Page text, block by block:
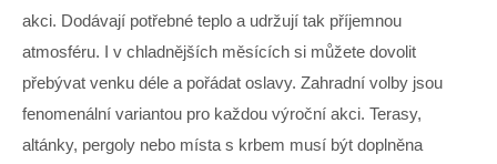
akci. Dodávají potřebné teplo a udržují tak příjemnou
atmosféru. I v chladnějších měsících si můžete dovolit
přebývat venku déle a pořádat oslavy. Zahradní volby jsou
fenomenální variantou pro každou výroční akci. Terasy,
altánky, pergoly nebo místa s krbem musí být doplněna